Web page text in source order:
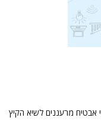
אבטיח מרעננים לשיא הקיץ